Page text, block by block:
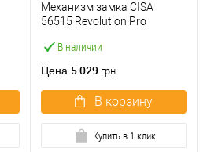
В наличии
Механизм замка CISA
56515 Revolution Pro
блокировкой без торцевой
Цена 5 029 грн.
В корзину
Купить в 1 клик